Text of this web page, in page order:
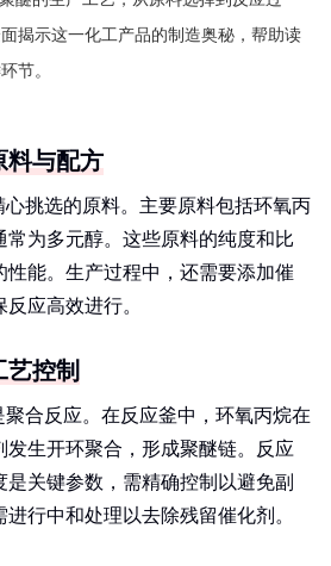
揭示这一化工产品的制造奥秘，帮助读
节。
料与配方
心挑选的原料。主要原料包括环氧丙
常为多元醇。这些原料的纯度和比
性能。生产过程中，还需要添加催
应高效进行。
控制
聚合反应。在反应釜中，环氧丙烷在
发生开环聚合，形成聚醚链。反应
关键参数，需精确控制以避免副
行中和处理以去除残留催化剂。